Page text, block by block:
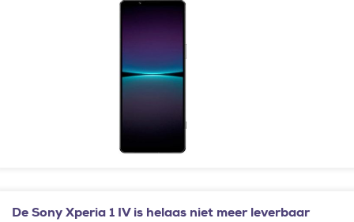
De Sony Xperia 1 IV is helaas niet meer leverbaar